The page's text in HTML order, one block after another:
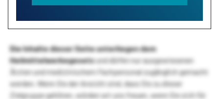
Die Inhalte dieser Seite unterliegen dem
Heilmittelwerbegesetzund dürfen nur ausgewiesenen
Ärzten und medizinischem Fachpersonal zugänglich gemacht
werden. Wenn Sie der Ansicht sind, dass Sie zu dieser
Zielgruppe gehören, würden wir uns freuen, wenn Sie sich für